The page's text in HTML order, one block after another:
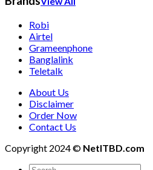
Robi
Airtel
Grameenphone
Banglalink
Teletalk
About Us
Disclaimer
Order Now
Contact Us
Copyright 2024 © NetITBD.com